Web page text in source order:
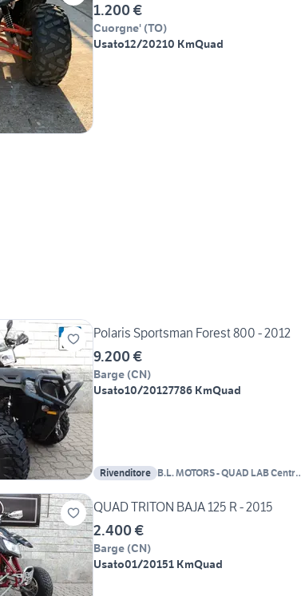
1.200 €
Cuorgne' (TO)
Usato12/20210 KmQuad
Polaris Sportsman Forest 800 - 2012
9.200 €
Barge (CN)
Usato10/20127786 KmQuad
Rivenditore B.L. MOTORS - QUAD LAB Centro
QUAD TRITON BAJA 125 R - 2015
2.400 €
Barge (CN)
Usato01/20151 KmQuad